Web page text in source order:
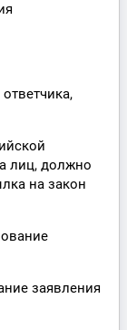
лиц, должно
на закон
заявления